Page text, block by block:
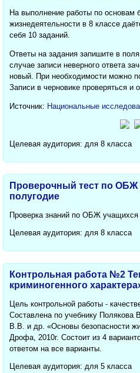
На выполнение работы по основам
жизнедеятельности в 8 классе
себя 10 заданий.
Ответы на задания запишите в
случае записи неверного ответа
новый. При необходимости можно
Записи в черновике проверяться и
Источник: Национальные
Целевая аудитория: для 8 класса
Проверочный тест по ОБЖ
полугодие
Проверка знаний по ОБЖ учащихся
Целевая аудитория: для 8 класса
Контрольная работа №2
криминогенного
Цель контрольной работы -
Составлена по учебнику
В.В. и др. «Основы безопасности
Дрофа, 2010г. Состоит из 4
ответом на все варианты.
Целевая аудитория: для 5 класса